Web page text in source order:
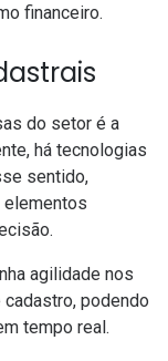
financeiro.
do setor é a
há tecnologias
sentido,
elementos
agilidade nos
podendo
tempo real.